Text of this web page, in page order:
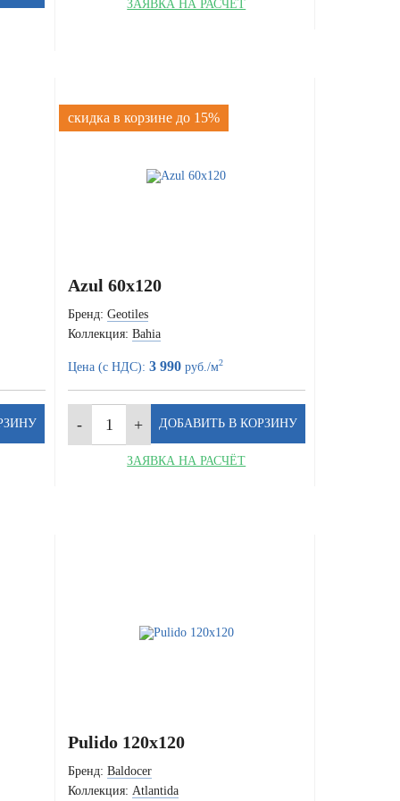
ЗАЯВКА НА РАСЧЁТ
скидка в корзине до 15%
Azul 60x120
Бренд: Geotiles
Коллекция: Bahia
Цена (с НДС): 3 990руб./м2
ЗАЯВКА НА РАСЧЁТ
Pulido 120x120
Бренд: Baldocer
Коллекция: Atlantida